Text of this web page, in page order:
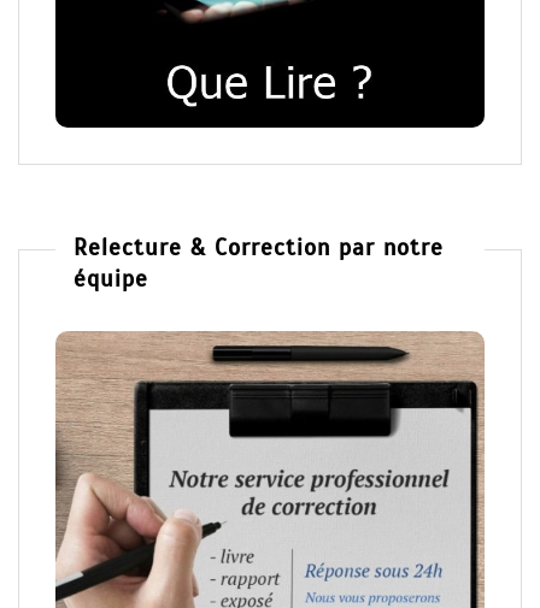
Relecture & Correction par notre
équipe